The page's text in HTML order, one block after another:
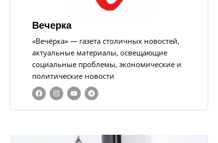
Вечерка
«Вечёрка» — газета столичных новостей,
актуальные материалы, освещающие
социальные проблемы, экономические и
политические новости